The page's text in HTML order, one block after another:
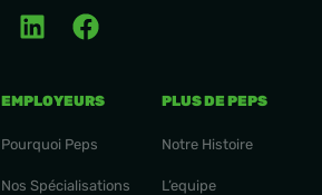
EMPLOYEURS
Pourquoi Peps
Nos Spécialisations
PLUS DE PEPS
Notre Histoire
L’equipe